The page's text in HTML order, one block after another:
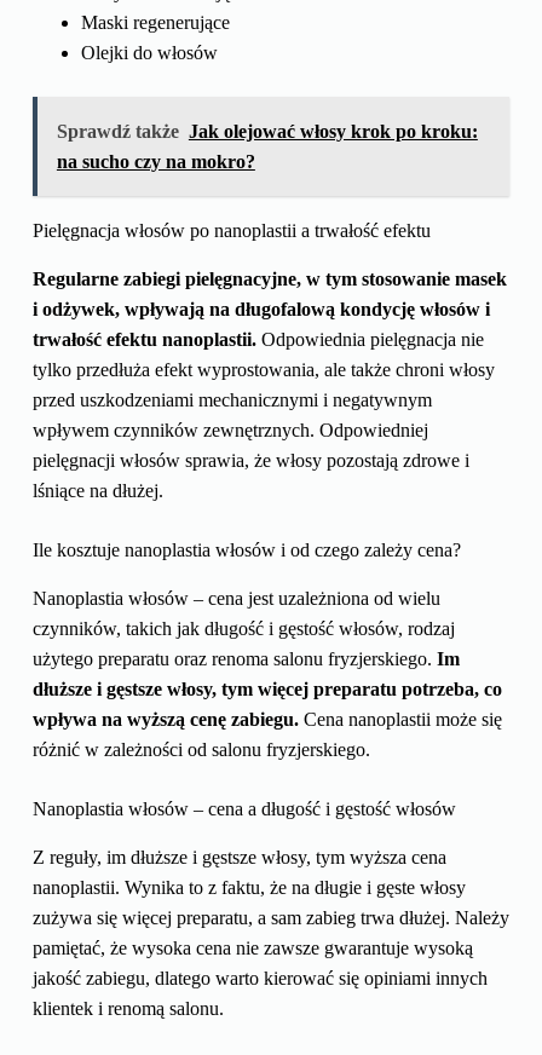
Maski regenerujące
Olejki do włosów
Sprawdź także Jak olejować włosy krok po kroku:
na sucho czy na mokro?
Pielęgnacja włosów po nanoplastii a trwałość efektu
Regularne zabiegi pielęgnacyjne, w tym stosowanie masek
i odżywek, wpływają na długofalową kondycję włosów i
trwałość efektu nanoplastii.Odpowiednia pielęgnacja nie
tylko przedłuża efekt wyprostowania, ale także chroni włosy
przed uszkodzeniami mechanicznymi i negatywnym
wpływem czynników zewnętrznych. Odpowiedniej
pielęgnacji włosów sprawia, że włosy pozostają zdrowe i
lśniące na dłużej.
Ile kosztuje nanoplastia włosów i od czego zależy cena?
Nanoplastia włosów – cena jest uzależniona od wielu
czynników, takich jak długość i gęstość włosów, rodzaj
użytego preparatu oraz renoma salonu fryzjerskiego. Im
dłuższe i gęstsze włosy, tym więcej preparatu potrzeba, co
wpływa na wyższą cenę zabiegu.Cena nanoplastii może się
różnić w zależności od salonu fryzjerskiego.
Nanoplastia włosów – cena a długość i gęstość włosów
Z reguły, im dłuższe i gęstsze włosy, tym wyższa cena
nanoplastii. Wynika to z faktu, że na długie i gęste włosy
zużywa się więcej preparatu, a sam zabieg trwa dłużej. Należy
pamiętać, że wysoka cena nie zawsze gwarantuje wysoką
jakość zabiegu, dlatego warto kierować się opiniami innych
klientek i renomą salonu.